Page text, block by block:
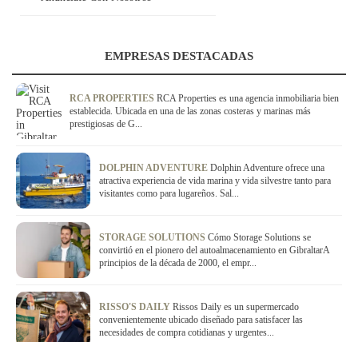
EMPRESAS DESTACADAS
RCA PROPERTIES RCA Properties es una agencia inmobiliaria bien
establecida. Ubicada en una de las zonas costeras y marinas más
prestigiosas de G...
DOLPHIN ADVENTURE Dolphin Adventure ofrece una
atractiva experiencia de vida marina y vida silvestre tanto para
visitantes como para lugareños. Sal...
STORAGE SOLUTIONS Cómo Storage Solutions se
convirtió en el pionero del autoalmacenamiento en GibraltarA
principios de la década de 2000, el empr...
RISSO'S DAILY Rissos Daily es un supermercado
convenientemente ubicado diseñado para satisfacer las
necesidades de compra cotidianas y urgentes...